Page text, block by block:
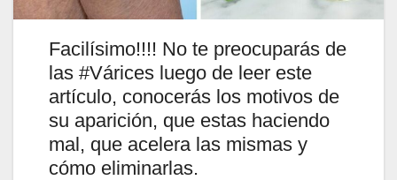
Facilísimo!!!! No te preocuparás de
las #Várices luego de leer este
artículo, conocerás los motivos de
su aparición, que estas haciendo
mal, que acelera las mismas y
cómo eliminarlas.